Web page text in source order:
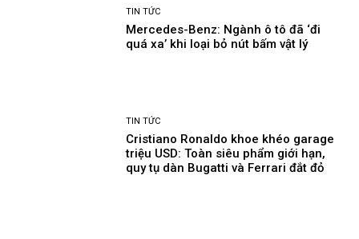
TIN TỨC
Mercedes-Benz: Ngành ô tô đã ‘đi
quá xa’ khi loại bỏ nút bấm vật lý
TIN TỨC
Cristiano Ronaldo khoe khéo garage
triệu USD: Toàn siêu phẩm giới hạn,
quy tụ dàn Bugatti và Ferrari đắt đỏ